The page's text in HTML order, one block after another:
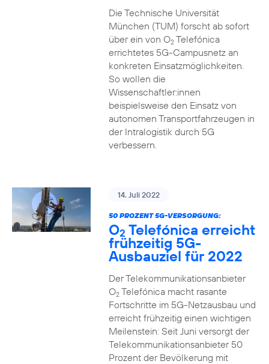
Die Technische Universität
München (TUM) forscht ab sofort
über ein von O2Telefónica
errichtetes 5G-Campusnetz an
konkreten Einsatzmöglichkeiten.
So wollen die
Wissenschaftler:innen
beispielsweise den Einsatz von
autonomen Transportfahrzeugen in
der Intralogistik durch 5G
verbessern.
14. Juli 2022
50 PROZENT 5G-VERSORGUNG:
O2 Telefónica erreicht
frühzeitig 5G-
Ausbauziel für 2022
Der Telekommunikationsanbieter
O2Telefónica macht rasante
Fortschritte im 5G-Netzausbau und
erreicht frühzeitig einen wichtigen
Meilenstein: Seit Juni versorgt der
Telekommunikationsanbieter 50
Prozent der Bevölkerung mit